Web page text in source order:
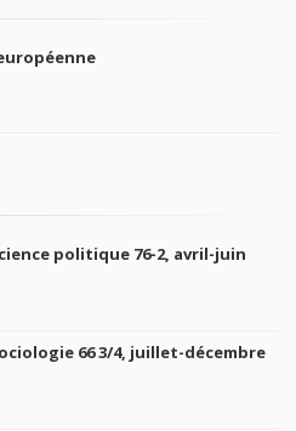
politique 76-2, avril-juin
66 3/4, juillet-décembre